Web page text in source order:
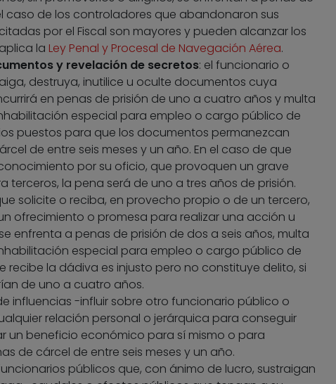
caso de los controladores que abandonaron sus
por el Fiscal son mayores y pueden alcanzar los
la Ley Penal y Procesal de Navegación Aérea.
y revelación de secretos: el funcionario o
destruya, inutilice u oculte documentos cuya
en penas de prisión de uno a cuatro años y multa
especial para empleo o cargo público de
puestos para que los documentos permanezcan
de entre seis meses y un año. En el caso de que
por su oficio, que provoquen un grave
la pena será de uno a tres años de prisión.
solicite o reciba, en provecho propio o de un tercero,
ofrecimiento o promesa para realizar una acción u
enfrenta a penas de prisión de dos a seis años, multa
especial para empleo o cargo público de
recibe la dádiva es injusto pero no constituye delito, si
de uno a cuatro años.
influencias -influir sobre otro funcionario público o
relación personal o jerárquica para conseguir
un beneficio económico para sí mismo o para
de cárcel de entre seis meses y un año.
públicos que, con ánimo de lucro, sustraigan